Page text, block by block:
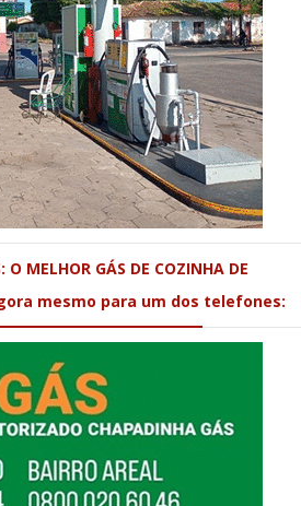
O MELHOR GÁS DE COZINHA DE
mesmo para um dos telefones: